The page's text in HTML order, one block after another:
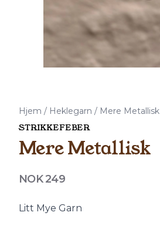
Hjem / Heklegarn / Mere Metallisk
STRIKKEFEBER
Mere Metallisk
Produktdetaljer
NOK 249
Description
Litt Mye Garn